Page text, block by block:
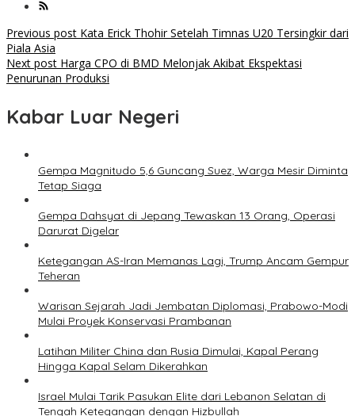
Post
navigation
Previous post Kata Erick Thohir Setelah Timnas U20 Tersingkir dari
Piala Asia
Next post Harga CPO di BMD Melonjak Akibat Ekspektasi
Penurunan Produksi
Kabar Luar Negeri
Gempa Magnitudo 5,6 Guncang Suez, Warga Mesir Diminta
Tetap Siaga
Gempa Dahsyat di Jepang Tewaskan 13 Orang, Operasi
Darurat Digelar
Ketegangan AS-Iran Memanas Lagi, Trump Ancam Gempur
Teheran
Warisan Sejarah Jadi Jembatan Diplomasi, Prabowo-Modi
Mulai Proyek Konservasi Prambanan
Latihan Militer China dan Rusia Dimulai, Kapal Perang
Hingga Kapal Selam Dikerahkan
Israel Mulai Tarik Pasukan Elite dari Lebanon Selatan di
Tengah Ketegangan dengan Hizbullah